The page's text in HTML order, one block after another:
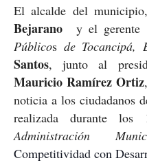
El alcalde del
Bejarano y el gerente
Públicos de Tocancipá,
Santos, junto al
Mauricio Ramírez Ortiz,
noticia a los ciudadanos
realizada durante
Administración
Competitividad con